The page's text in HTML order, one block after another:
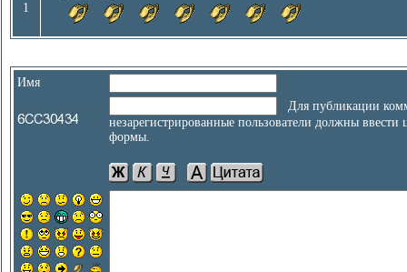
1
Имя
Для публикации
незарегистрированные пользователи должны
формы.